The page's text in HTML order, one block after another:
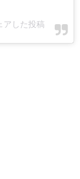
アした投稿